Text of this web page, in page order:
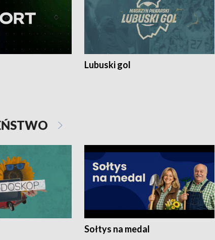
Lubuski gol
Sołtys na medal